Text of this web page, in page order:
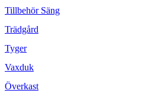
Tillbehör Säng
Trädgård
Tyger
Vaxduk
Överkast